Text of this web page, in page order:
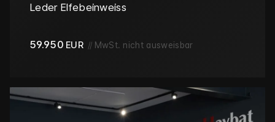
Leder Elfebeinweiss
59.950 EUR // MwSt. nicht ausweisbar